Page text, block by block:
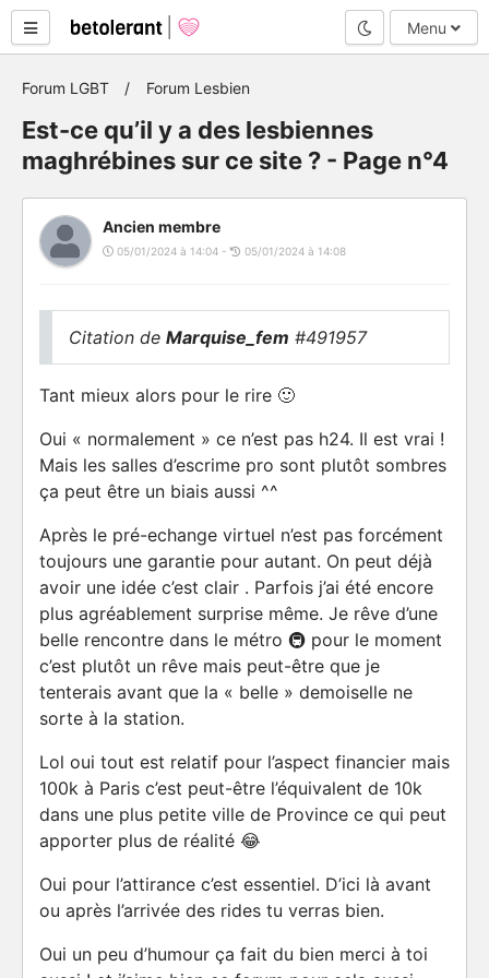
Mode nuit
Menu
Forum LGBT Forum Lesbien
Est-ce qu’il y a des lesbiennes
maghrébines sur ce site ? - Page n°4
Ancien membre
05/01/2024 à 14:04 - 05/01/2024 à 14:08
Citation de Marquise_fem #491957
Tant mieux alors pour le rire 🙂
Oui « normalement » ce n’est pas h24. Il est vrai !
Mais les salles d’escrime pro sont plutôt sombres
ça peut être un biais aussi ^^
Après le pré-echange virtuel n’est pas forcément
toujours une garantie pour autant. On peut déjà
avoir une idée c’est clair . Parfois j’ai été encore
plus agréablement surprise même. Je rêve d’une
belle rencontre dans le métro 🚇 pour le moment
c’est plutôt un rêve mais peut-être que je
tenterais avant que la « belle » demoiselle ne
sorte à la station.
Lol oui tout est relatif pour l’aspect financier mais
100k à Paris c’est peut-être l’équivalent de 10k
dans une plus petite ville de Province ce qui peut
apporter plus de réalité 😂
Oui pour l’attirance c’est essentiel. D’ici là avant
ou après l’arrivée des rides tu verras bien.
Oui un peu d’humour ça fait du bien merci à toi